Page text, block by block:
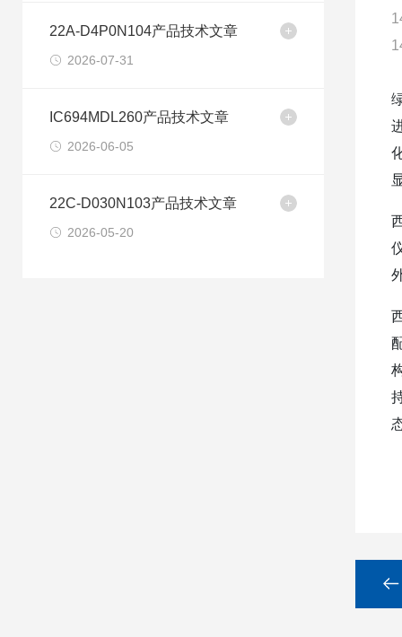
22A-D4P0N104产品技术文章
2026-07-31
IC694MDL260产品技术文章
2026-06-05
22C-D030N103产品技术文章
2026-05-20